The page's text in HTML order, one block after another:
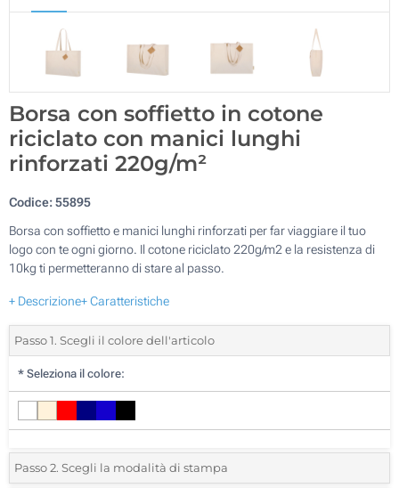
Borsa con soffietto in cotone
riciclato con manici lunghi
rinforzati 220g/m²
Codice:55895
Borsa con soffietto e manici lunghi rinforzati per far viaggiare il tuo
logo con te ogni giorno. Il cotone riciclato 220g/m2 e la resistenza di
10kg ti permetteranno di stare al passo.
+ Descrizione+ Caratteristiche
Passo 1. Scegli il colore dell'articolo
* Seleziona il colore:
Passo 2. Scegli la modalità di stampa